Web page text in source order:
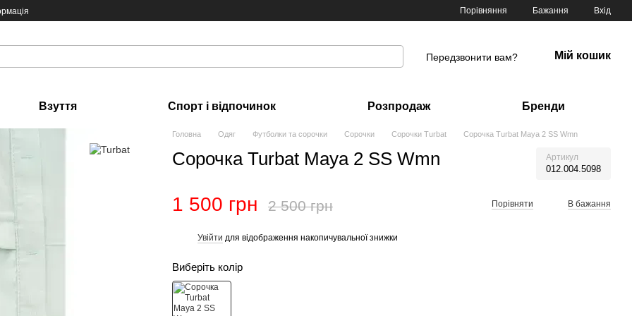
Порівняння Бажання Вхід
Передзвонити вам? Мій кошик
Взуття Спорт і відпочинок Розпродаж Бренди
Головна Одяг Футболки та сорочки Сорочки Сорочки Turbat Сорочка Turbat Maya 2 SS Wmn
Сорочка Turbat Maya 2 SS Wmn Артикул
012.004.5098
1 500 грн 2 500 грн Порівняти В бажання
Увійти для відображення накопичувальної знижки
Виберіть колір